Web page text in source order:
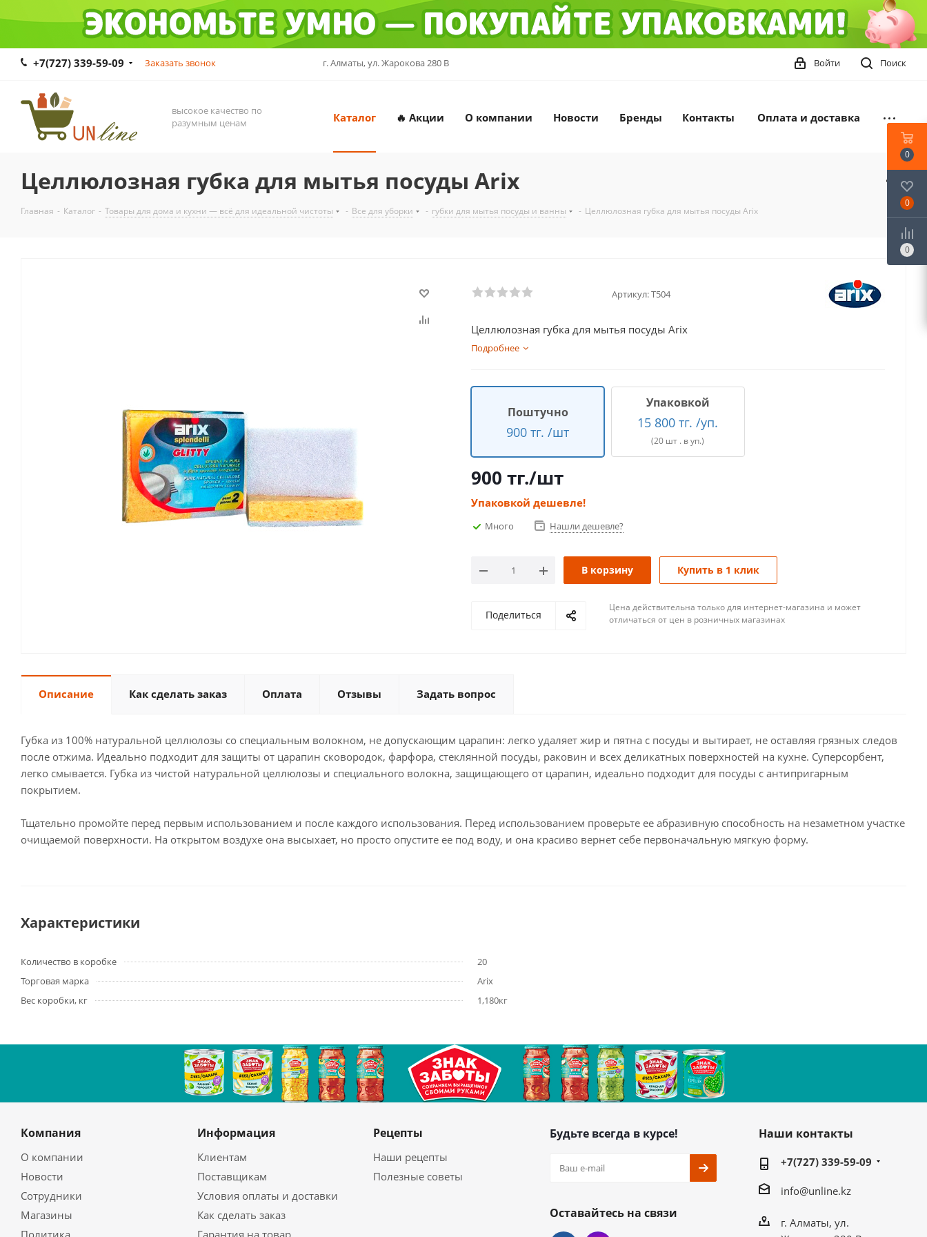
+7(727) 339-59-09 Заказать звонок г. Алматы, ул. Жарокова 280 В Поиск
Войти
высокое качество по
разумным ценам
Каталог 🔥 Акции О компании Новости Бренды Контакты Оплата и доставка
Целлюлозная губка для мытья посуды Arix
Главная - Каталог - Товары для дома и кухни — всё для идеальной чистоты - Все для уборки - губки для мытья посуды и ванны - Целлюлозная губка для мытья посуды Arix
Артикул:T504
Целлюлозная губка для мытья посуды Arix
Подробнее
Поштучно
900 тг. /шт
Упаковкой
15 800 тг. /уп.
(20 шт . в уп.)
900 тг./шт
Упаковкой дешевле!
Много Нашли дешевле?
В корзину Купить в 1 клик
Поделиться
Цена действительна только для интернет-магазина и может
отличаться от цен в розничных магазинах
Описание Как сделать заказ Оплата Отзывы Задать вопрос
Губка из 100% натуральной целлюлозы со специальным волокном, не допускающим царапин: легко удаляет жир и пятна с посуды и вытирает, не оставляя грязных следов
после отжима. Идеально подходит для защиты от царапин сковородок, фарфора, стеклянной посуды, раковин и всех деликатных поверхностей на кухне. Суперсорбент,
легко смывается. Губка из чистой натуральной целлюлозы и специального волокна, защищающего от царапин, идеально подходит для посуды с антипригарным
покрытием.
Тщательно промойте перед первым использованием и после каждого использования. Перед использованием проверьте ее абразивную способность на незаметном участке
очищаемой поверхности. На открытом воздухе она высыхает, но просто опустите ее под воду, и она красиво вернет себе первоначальную мягкую форму.
Характеристики
Количество в коробке
20
Торговая марка
Arix
Вес коробки, кг
1,180кг
Компания
О компании
Новости
Сотрудники
Магазины
Политика
Информация
Клиентам
Поставщикам
Условия оплаты и доставки
Как сделать заказ
Гарантия на товар
Рецепты
Наши рецепты
Полезные советы
Будьте всегда в курсе!
Оставайтесь на связи
Наши контакты
+7(727) 339-59-09
info@unline.kz
г. Алматы, ул.
0
0
0